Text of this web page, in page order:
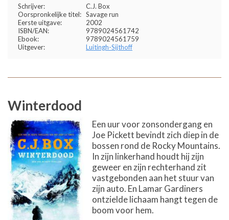
Schrijver:
C.J. Box
Oorspronkelijke titel: Savage run
Eerste uitgave:
2002
ISBN/EAN:
9789024561742
Ebook:
9789024561759
Uitgever:
Luitingh-Sijthoff
Winterdood
Een uur voor zonsondergang en
Joe Pickett bevindt zich diep in de
bossen rond de Rocky Mountains.
In zijn linkerhand houdt hij zijn
geweer en zijn rechterhand zit
vastgebonden aan het stuur van
zijn auto. En Lamar Gardiners
ontzielde lichaam hangt tegen de
boom voor hem.